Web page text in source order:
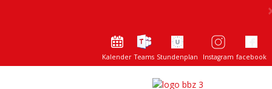
Kalender Teams Stundenplan Instagram facebook